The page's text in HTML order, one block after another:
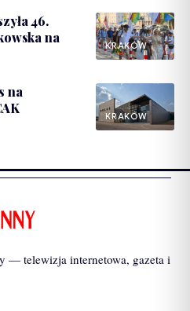
KRAKÓW
46.
na
KRAKÓW
na
— telewizja internetowa, gazeta i